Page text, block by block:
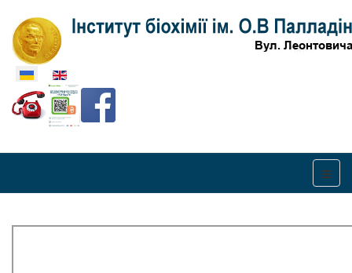
Оберіть свою мову